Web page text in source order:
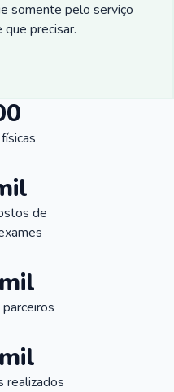
somente pelo serviço
precisar.
de
realizados